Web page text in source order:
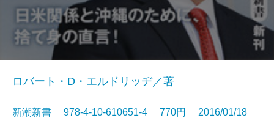
ロバート・D・エルドリッヂ／著
新潮新書 978-4-10-610651-4 770円 2016/01/18